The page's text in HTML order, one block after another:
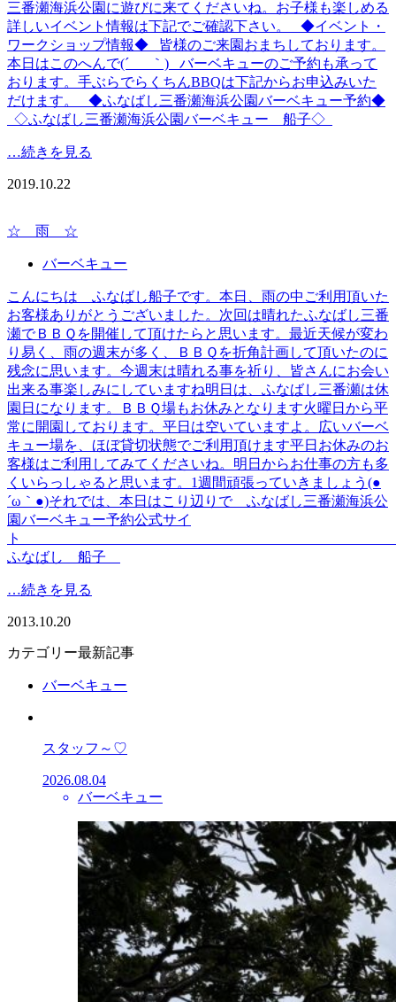
三番瀬海浜公園に遊びに来てくださいね。お子様も楽しめる
詳しいイベント情報は下記でご確認下さい。 ◆イベント・
ワークショップ情報◆ 皆様のご来園おまちしております。
本日はこのへんで(´_ゝ｀) バーベキューのご予約も承って
おります。手ぶらでらくちんBBQは下記からお申込みいた
だけます。 ◆ふなばし三番瀬海浜公園バーベキュー予約◆
◇ふなばし三番瀬海浜公園バーベキュー 船子◇
…続きを見る
2019.10.22
☆ 雨 ☆
バーベキュー
こんにちは ふなばし船子です。本日、雨の中ご利用頂いた
お客様ありがとうございました。次回は晴れたふなばし三番
瀬でＢＢＱを開催して頂けたらと思います。最近天候が変わ
り易く、雨の週末が多く、ＢＢＱを折角計画して頂いたのに
残念に思います。今週末は晴れる事を祈り、皆さんにお会い
出来る事楽しみにしていますね明日は、ふなばし三番瀬は休
園日になります。ＢＢＱ場もお休みとなります火曜日から平
常に開園しております。平日は空いていますよ。広いバーベ
キュー場を、ほぼ貸切状態でご利用頂けます平日お休みのお
客様はご利用してみてくださいね。明日からお仕事の方も多
くいらっしゃると思います。1週間頑張っていきましょう(●
´ω｀●)それでは、本日はこり辺りで ふなばし三番瀬海浜公
園バーベキュー予約公式サイ
ふなばし 船子
…続きを見る
2013.10.20
カテゴリー最新記事
バーベキュー
スタッフ～♡
2026.08.04
バーベキュー